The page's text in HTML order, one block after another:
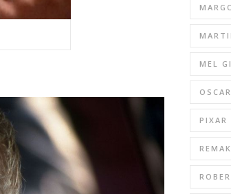
MEL
OSCAR
PIXAR